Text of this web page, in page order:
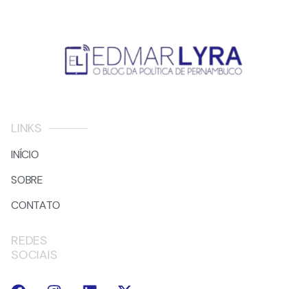
LINKS
INÍCIO
SOBRE
CONTATO
REDES
SOCIAIS